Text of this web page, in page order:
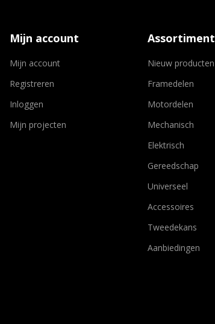
Mijn account
Mijn account
Registreren
Inloggen
Mijn projecten
Assortiment
Nieuw producten
Framedelen
Motordelen
Mechanisch
Elektrisch
Gereedschap
Universeel
Accessoires
Tweedekans
Aanbiedingen